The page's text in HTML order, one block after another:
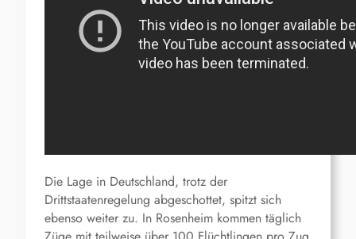
Die Lage in Deutschland, trotz der
Drittstaatenregelung abgeschottet, spitzt sich
ebenso weiter zu. In Rosenheim kommen täglich